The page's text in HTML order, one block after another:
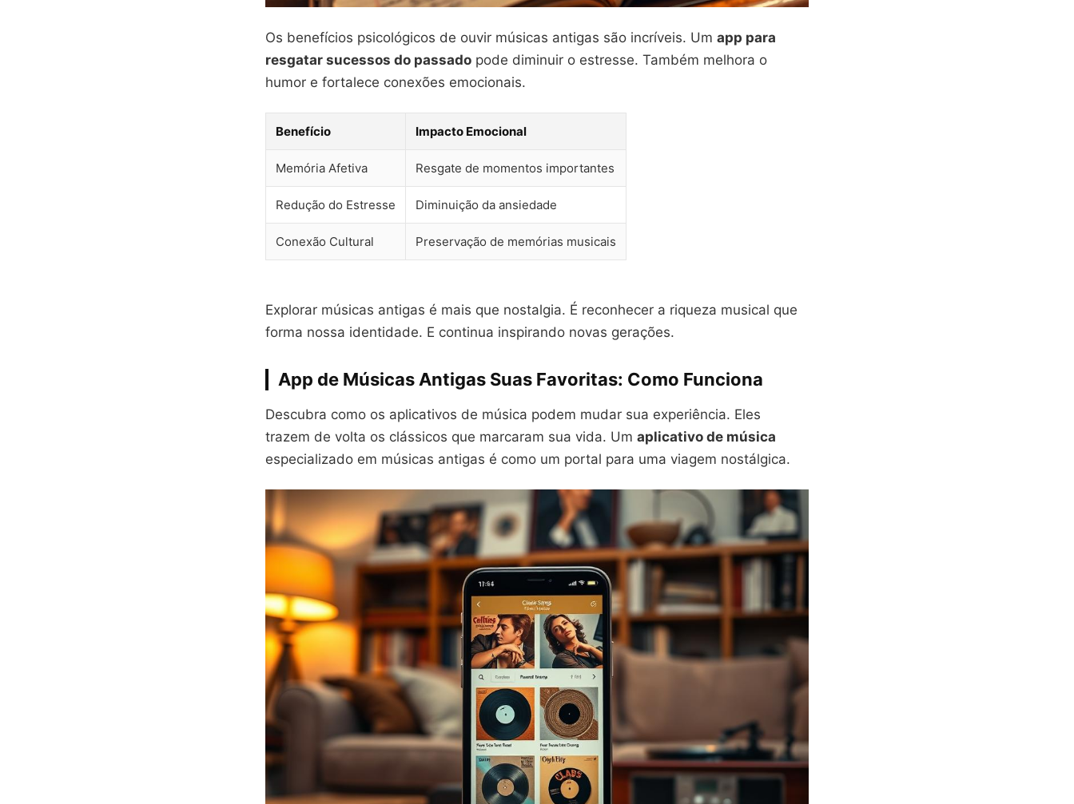
Os benefícios psicológicos de ouvir músicas antigas são incríveis. Um app para
resgatar sucessos do passado pode diminuir o estresse. Também melhora o
humor e fortalece conexões emocionais.
Benefício Impacto Emocional
Memória Afetiva Resgate de momentos importantes
Redução do Estresse Diminuição da ansiedade
Conexão Cultural Preservação de memórias musicais
Explorar músicas antigas é mais que nostalgia. É reconhecer a riqueza musical que
forma nossa identidade. E continua inspirando novas gerações.
App de Músicas Antigas Suas Favoritas: Como Funciona
Descubra como os aplicativos de música podem mudar sua experiência. Eles
trazem de volta os clássicos que marcaram sua vida. Um aplicativo de música
especializado em músicas antigas é como um portal para uma viagem nostálgica.